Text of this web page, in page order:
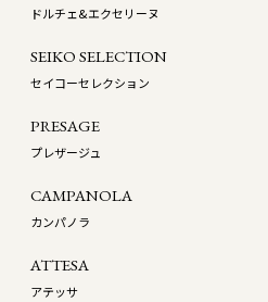
ドルチェ&エクセリーヌ
SEIKO SELECTION
セイコーセレクション
PRESAGE
プレザージュ
CAMPANOLA
カンパノラ
ATTESA
アテッサ